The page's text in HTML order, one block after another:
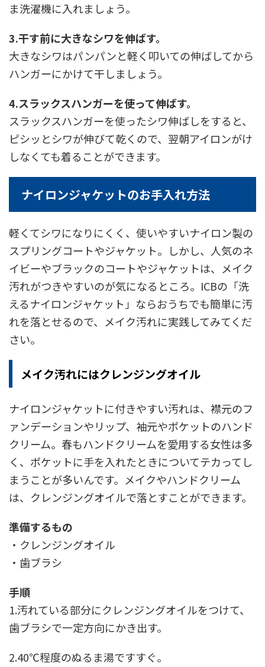
ま洗濯機に入れましょう。
3.干す前に大きなシワを伸ばす。
大きなシワはパンパンと軽く叩いての伸ばしてから
ハンガーにかけて干しましょう。
4.スラックスハンガーを使って伸ばす。
スラックスハンガーを使ったシワ伸ばしをすると、
ピシッとシワが伸びて乾くので、翌朝アイロンがけ
しなくても着ることができます。
ナイロンジャケットのお手入れ方法
軽くてシワになりにくく、使いやすいナイロン製の
スプリングコートやジャケット。しかし、人気のネ
イビーやブラックのコートやジャケットは、メイク
汚れがつきやすいのが気になるところ。ICBの「洗
えるナイロンジャケット」ならおうちでも簡単に汚
れを落とせるので、メイク汚れに実践してみてくだ
さい。
メイク汚れにはクレンジングオイル
ナイロンジャケットに付きやすい汚れは、襟元のフ
ァンデーションやリップ、袖元やポケットのハンド
クリーム。春もハンドクリームを愛用する女性は多
く、ポケットに手を入れたときについてテカってし
まうことが多いんです。メイクやハンドクリーム
は、クレンジングオイルで落とすことができます。
準備するもの
・クレンジングオイル
・歯ブラシ
手順
1.汚れている部分にクレンジングオイルをつけて、
歯ブラシで一定方向にかき出す。
2.40℃程度のぬるま湯ですすぐ。